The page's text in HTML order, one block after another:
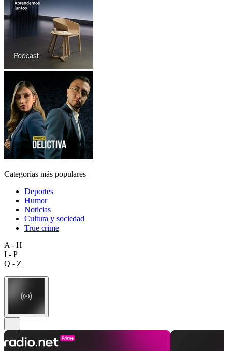
Categorías más populares
Deportes
Humor
Noticias
Cultura y sociedad
True crime
A - H
I - P
Q - Z